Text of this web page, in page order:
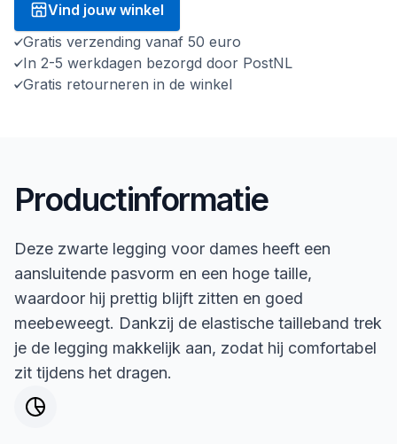
Vind jouw winkel
Gratis verzending vanaf 50 euro
In 2-5 werkdagen bezorgd door PostNL
Gratis retourneren in de winkel
Productinformatie
Deze zwarte legging voor dames heeft een
aansluitende pasvorm en een hoge taille,
waardoor hij prettig blijft zitten en goed
meebeweegt. Dankzij de elastische tailleband trek
je de legging makkelijk aan, zodat hij comfortabel
zit tijdens het dragen.